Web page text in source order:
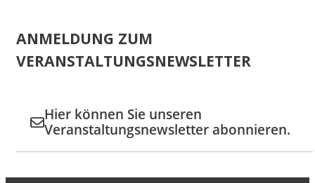
ANMELDUNG ZUM
VERANSTALTUNGSNEWSLETTER
Hier können Sie unseren
Veranstaltungsnewsletter abonnieren.